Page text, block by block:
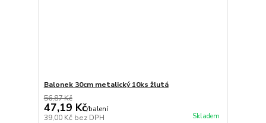
Balonek 30cm metalický 10ks žlutá
56,87 Kč
47,19 Kč/balení
39,00 Kč bez DPH Skladem